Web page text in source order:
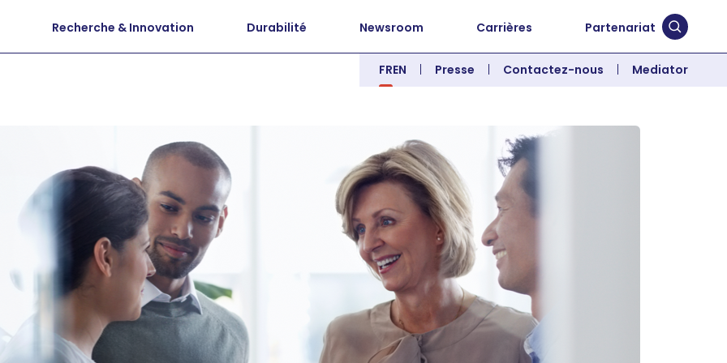
Recherche & Innovation Durabilité Newsroom Carrières Partenariat
FREN Presse Contactez-nous Mediator